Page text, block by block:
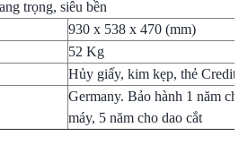
trọng, siêu bền
930 x 538 x 470 (mm)
52 Kg
Hủy giấy, kim kẹp, thẻ
Germany. Bảo hành 1 năm
máy, 5 năm cho dao cắt